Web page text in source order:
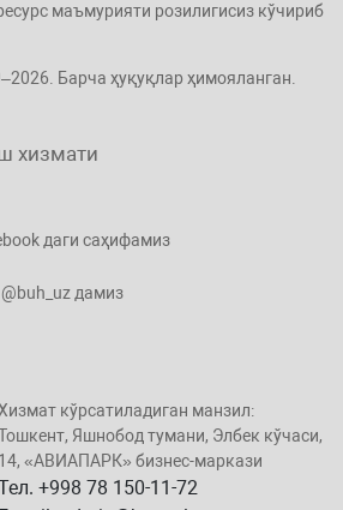
маъмурияти розилигисиз кўчириб
Барча ҳуқуқлар ҳимояланган.
хизмати
даги саҳифамиз
дамиз
кўрсатиладиган манзил:
Яшнобод тумани, Элбeк кўчаси,
14, «ABИАПAPК» бизнеc-маркази
+998 78 150-11-72